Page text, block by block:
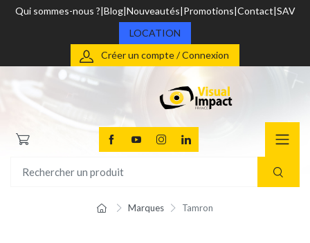
Qui sommes-nous ? Blog Nouveautés Promotions Contact SAV
LOCATION
Créer un compte / Connexion
Marques Tamron